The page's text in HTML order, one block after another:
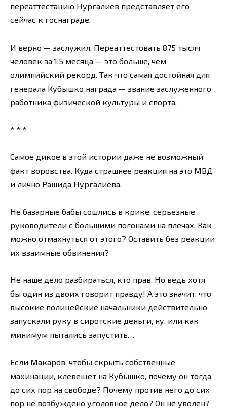
переаттестацию Нургалиев представляет его
сейчас к госнаграде.
И верно — заслужил. Переаттестовать 875 тысяч
человек за 1,5 месяца — это больше, чем
олимпийский рекорд. Так что самая достойная для
генерала Кубышко награда — звание заслуженного
работника физической культуры и спорта.
* * *
Самое дикое в этой истории даже не возможный
факт воровства. Куда страшнее реакция на это МВД
и лично Рашида Нургалиева.
Не базарные бабы сошлись в крике, серьезные
руководители с большими погонами на плечах. Как
можно отмахнуться от этого? Оставить без реакции
их взаимные обвинения?
Не наше дело разбираться, кто прав. Но ведь хотя
бы один из двоих говорит правду! А это значит, что
высокие полицейские начальники действительно
запускали руку в сиротские деньги, ну, или как
минимум пытались запустить…
Если Макаров, чтобы скрыть собственные
махинации, клевещет на Кубышко, почему он тогда
до сих пор на свободе? Почему против него до сих
пор не возбуждено уголовное дело? Он не уволен?